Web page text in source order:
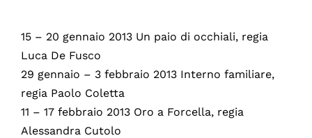
15 – 20 gennaio 2013 Un paio di occhiali, regia
Luca De Fusco
29 gennaio – 3 febbraio 2013 Interno familiare,
regia Paolo Coletta
11 – 17 febbraio 2013 Oro a Forcella, regia
Alessandra Cutolo